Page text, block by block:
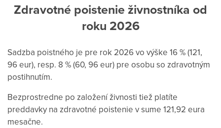
Zdravotné poistenie živnostníka od
roku 2026
Sadzba poistného je pre rok 2026 vo výške 16 % (121,
96 eur), resp. 8 % (60, 96 eur) pre osobu so zdravotným
postihnutím.
Bezprostredne po založení živnosti tiež platíte
preddavky na zdravotné poistenie v sume 121,92 eura
mesačne.